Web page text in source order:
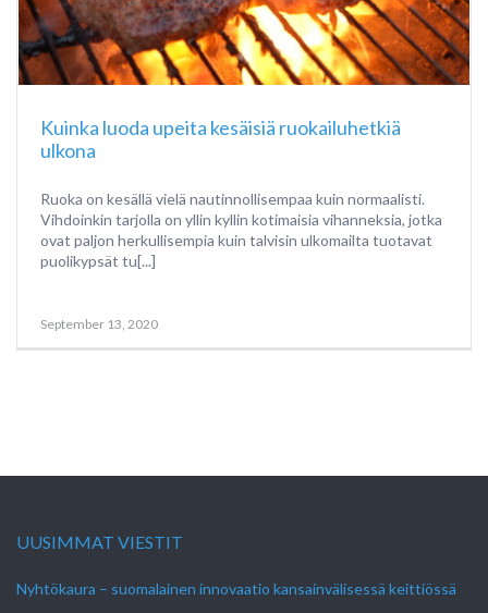
Kuinka luoda upeita kesäisiä ruokailuhetkiä
ulkona
Ruoka on kesällä vielä nautinnollisempaa kuin normaalisti.
Vihdoinkin tarjolla on yllin kyllin kotimaisia vihanneksia, jotka
ovat paljon herkullisempia kuin talvisin ulkomailta tuotavat
puolikypsät tu[...]
September 13, 2020
UUSIMMAT VIESTIT
Nyhtökaura – suomalainen innovaatio kansainvälisessä keittiössä